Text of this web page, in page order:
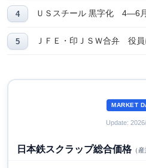
ＵＳスチール 黒字化 4―6
ＪＦＥ・印ＪＳＷ合弁 役
MARKET
Update:
日本鉄スクラップ総合価格（産